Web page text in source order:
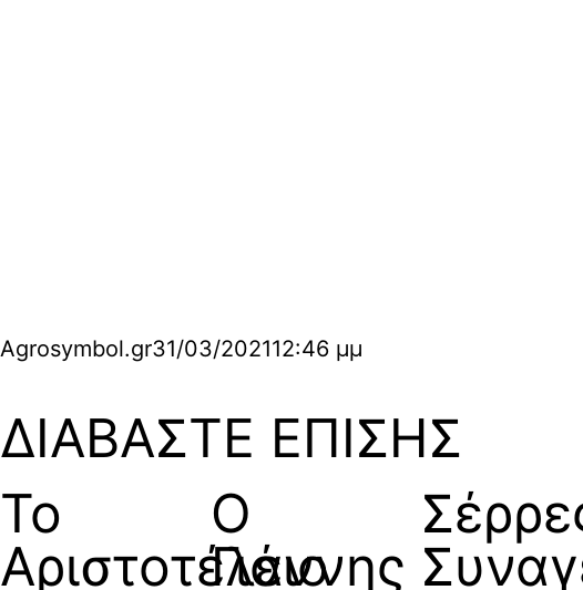
Agrosymbol.gr31/03/202112:46 μμ
ΔΙΑΒΑΣΤΕ ΕΠΙΣΗΣ
Το
Αριστοτέλειο
Ο
Γιάννης